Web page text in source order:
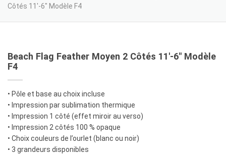
Côtés 11′-6″ Modèle F4
Beach Flag Feather Moyen 2 Côtés 11′-6″ Modèle
F4
• Pôle et base au choix incluse
• Impression par sublimation thermique
• Impression 1 côté (effet miroir au verso)
• Impression 2 côtés 100 % opaque
• Choix couleurs de l’ourlet (blanc ou noir)
• 3 grandeurs disponibles